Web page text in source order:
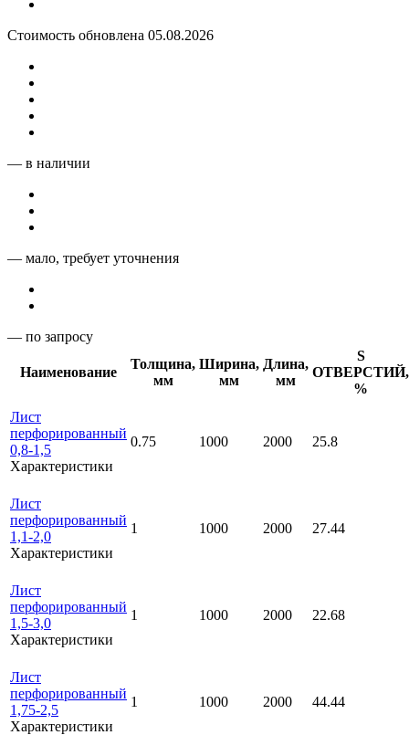
Стоимость обновлена 05.08.2026
— в наличии
— мало, требует уточнения
— по запросу
Наименование
Толщина,
мм
Ширина,
мм
Длина,
мм
S
ОТВЕРСТИЙ,
%
Лист
перфорированный
0,8-1,5
Характеристики
0.75 1000 2000 25.8
Лист
перфорированный
1,1-2,0
Характеристики
1 1000 2000 27.44
Лист
перфорированный
1,5-3,0
Характеристики
1 1000 2000 22.68
Лист
перфорированный
1,75-2,5
Характеристики
1 1000 2000 44.44